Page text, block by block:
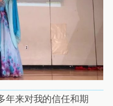
年来对我的信任和期